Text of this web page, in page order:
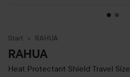
Start RAHUA
RAHUA
Heat Protectant Shield Travel Size